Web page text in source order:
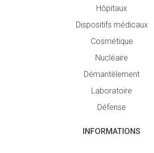
Hôpitaux
Dispositifs médicaux
Cosmétique
Nucléaire
Démantèlement
Laboratoire
Défense
INFORMATIONS